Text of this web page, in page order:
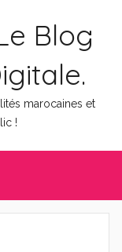
Blog
marocaines et
!